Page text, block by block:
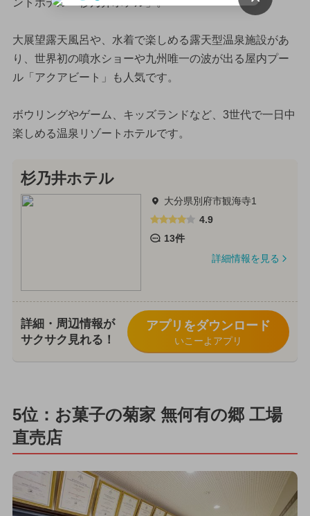
ントホテル「杉乃井ホテル」。
大展望露天風呂や、水着で楽しめる露天型温泉施設があ
り、世界初の噴水ショーや九州唯一の波が出る屋内プー
ル「アクアビート」も人気です。
ボウリングやゲーム、キッズランドなど、3世代で一日中
楽しめる温泉リゾートホテルです。
杉乃井ホテル
大分県別府市観海寺1
4.9
13件
詳細情報を見る
詳細・周辺情報が
サクサク見れる！
アプリをダウンロード
いこーよアプリ
5位：お菓子の菊家 無何有の郷 工場
直売店